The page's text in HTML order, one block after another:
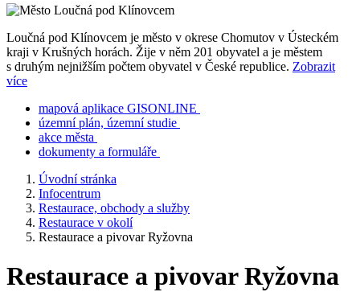
Loučná pod Klínovcem je město v okrese Chomutov v Ústeckém
kraji v Krušných horách. Žije v něm 201 obyvatel a je městem
s druhým nejnižším počtem obyvatel v České republice. Zobrazit
více
mapová aplikace GISONLINE
územní plán, územní studie
akce města
dokumenty a formuláře
Úvodní stránka
Infocentrum
Restaurace, obchody a služby
Restaurace v okolí
Restaurace a pivovar Ryžovna
Restaurace a pivovar Ryžovna